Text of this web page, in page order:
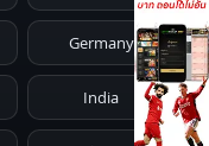
1978 1977
1973 1972
1968 1967
Germany
India